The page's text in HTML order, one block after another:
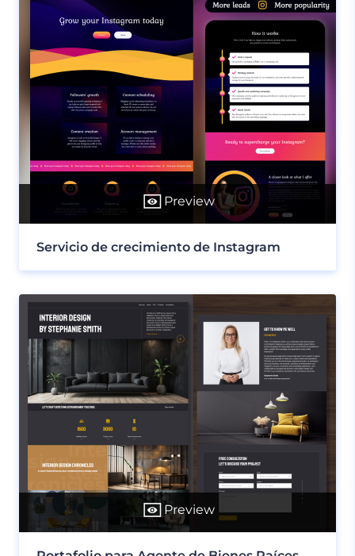
Preview
Servicio de crecimiento de Instagram
Preview